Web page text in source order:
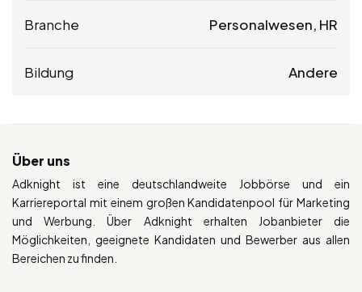
Branche Personalwesen, HR
Bildung Andere
Über uns
Adknight ist eine deutschlandweite Jobbörse und ein
Karriereportal mit einem großen Kandidatenpool für Marketing
und Werbung. Über Adknight erhalten Jobanbieter die
Möglichkeiten, geeignete Kandidaten und Bewerber aus allen
Bereichen zu finden.